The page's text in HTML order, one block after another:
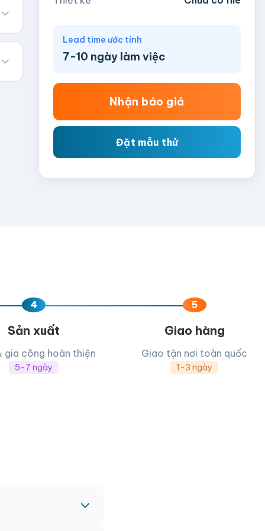
Lead time ước tính
7-10 ngày làm việc
Nhận báo giá
Đặt mẫu thử
4
Sản xuất
gia công hoàn thiện
5-7 ngày
5
Giao hàng
Giao tận nơi toàn quốc
1-3 ngày